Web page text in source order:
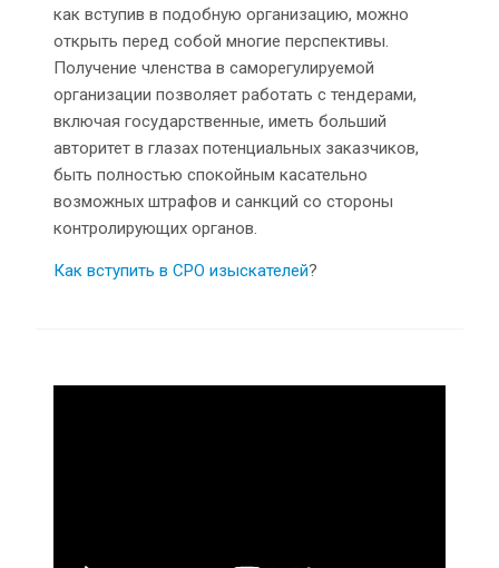
как вступив в подобную организацию, можно
открыть перед собой многие перспективы.
Получение членства в саморегулируемой
организации позволяет работать с тендерами,
включая государственные, иметь больший
авторитет в глазах потенциальных заказчиков,
быть полностью спокойным касательно
возможных штрафов и санкций со стороны
контролирующих органов.
Как вступить в СРО изыскателей?